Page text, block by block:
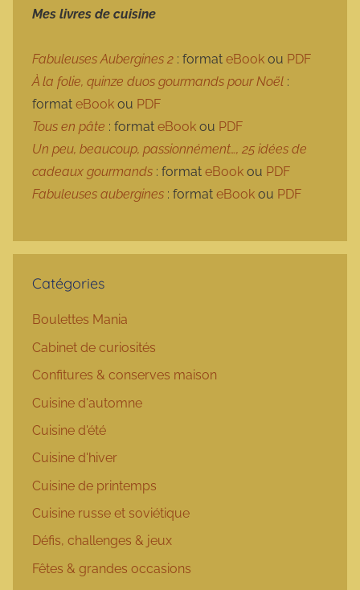
Mes livres de cuisine
Fabuleuses Aubergines 2 : format eBook ou PDF
À la folie, quinze duos gourmands pour Noël :
format eBook ou PDF
Tous en pâte : format eBook ou PDF
Un peu, beaucoup, passionnément…, 25 idées de
cadeaux gourmands : format eBook ou PDF
Fabuleuses aubergines : format eBook ou PDF
Catégories
Boulettes Mania
Cabinet de curiosités
Confitures & conserves maison
Cuisine d'automne
Cuisine d'été
Cuisine d'hiver
Cuisine de printemps
Cuisine russe et soviétique
Défis, challenges & jeux
Fêtes & grandes occasions